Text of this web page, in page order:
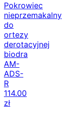
Pokrowiec
nieprzemakalny
do
ortezy
derotacyjnej
biodra
AM-
ADS-
R
114.00
zł